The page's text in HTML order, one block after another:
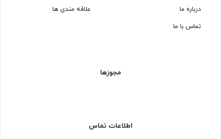
درباره ما
تماس با ما
علاقه مندی ها
مجوزها
اطلاعات تماس